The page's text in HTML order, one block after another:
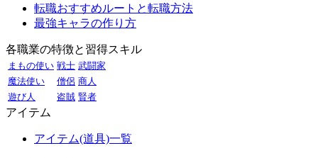
転職おすすめルートと転職方法
最強キャラの作り方
各職業の特徴と習得スキル
まもの使い 戦士 武闘家
魔法使い
僧侶 商人
遊び人
盗賊 賢者
アイテム
アイテム(道具)一覧